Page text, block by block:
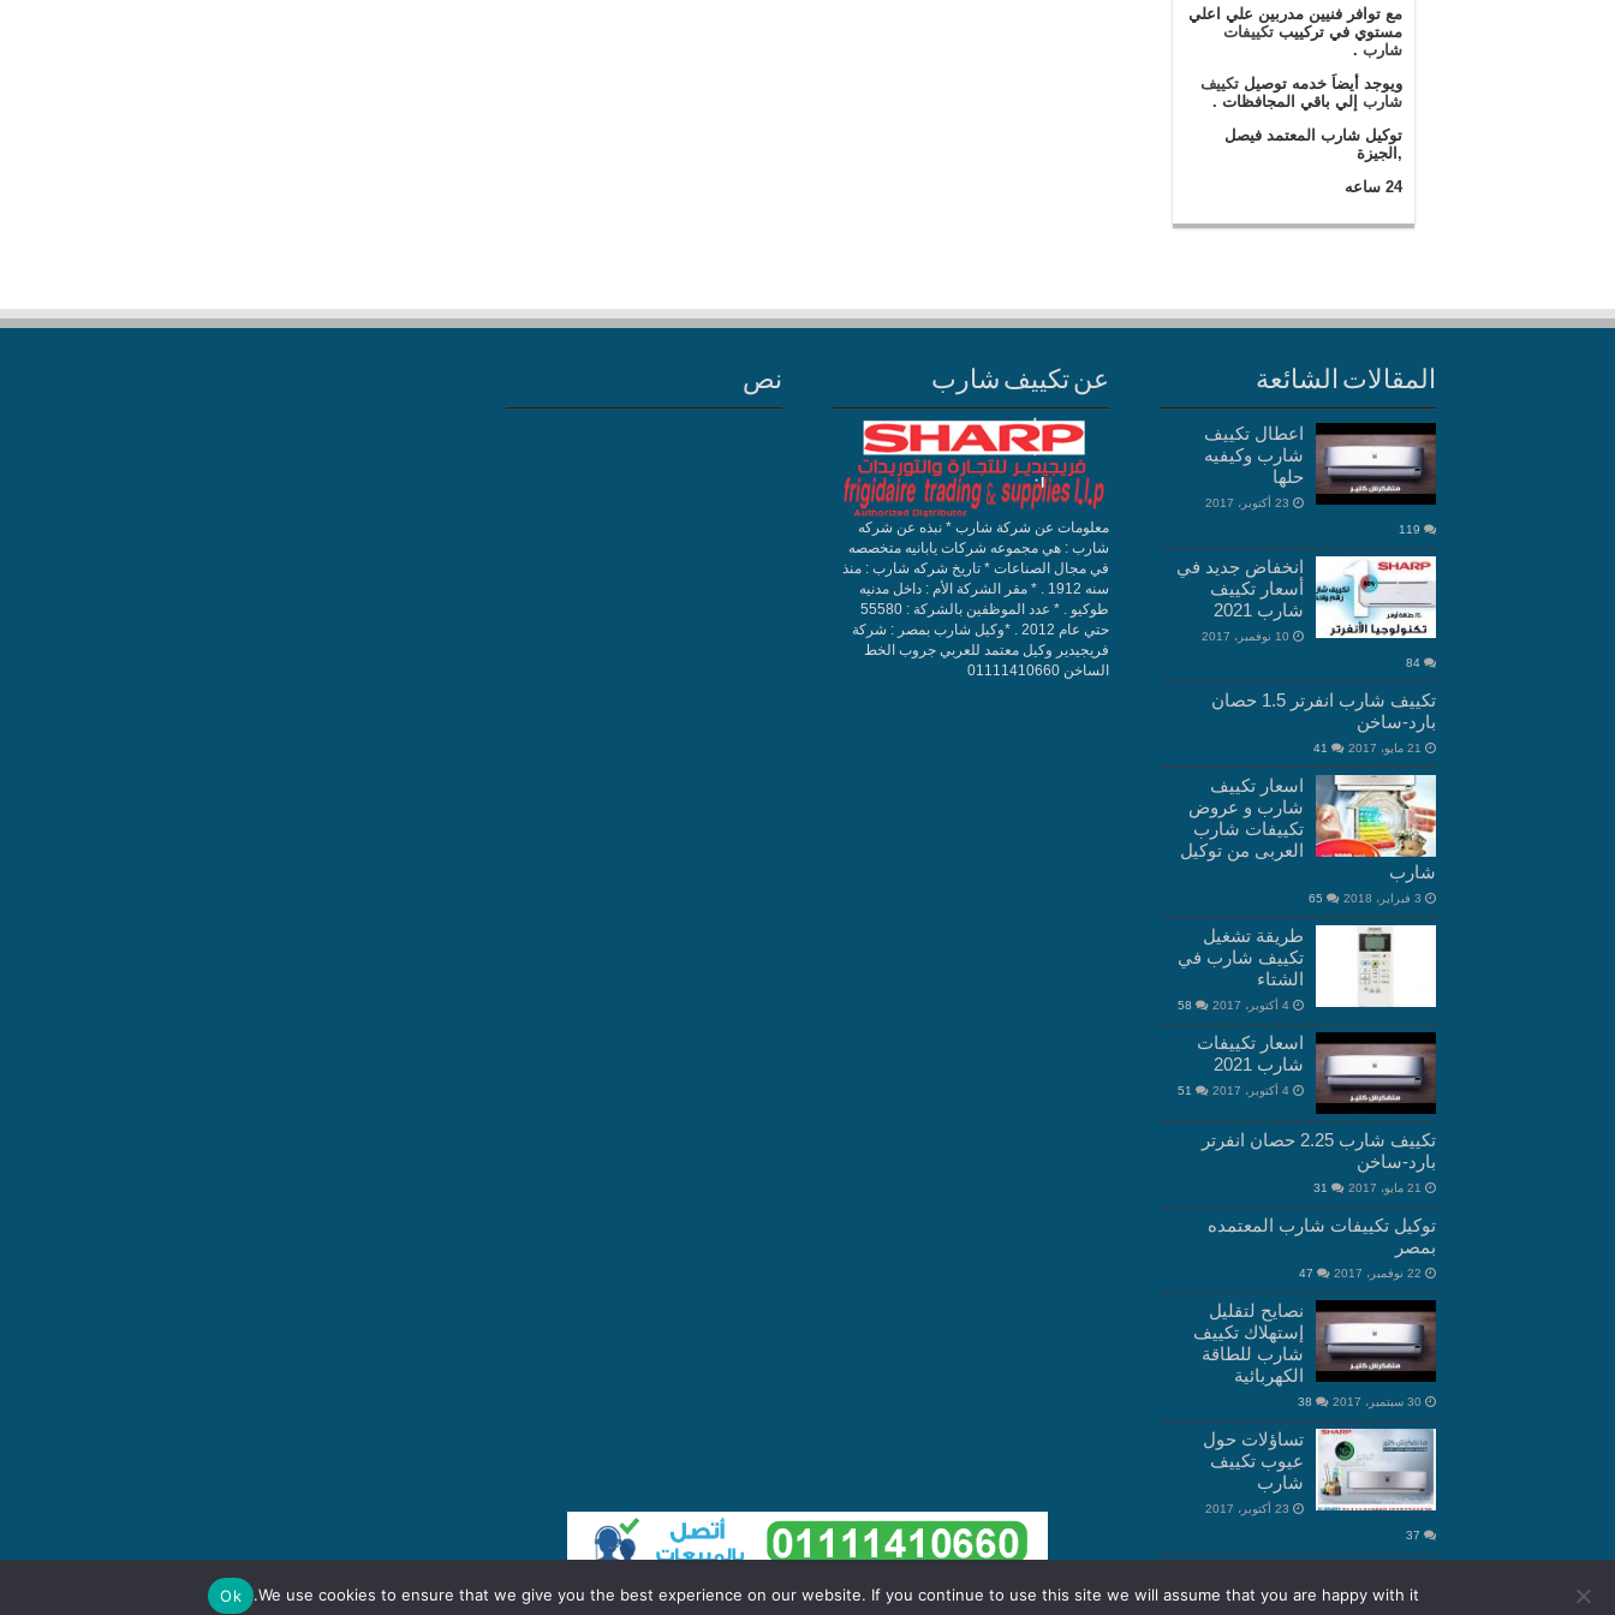
مع توافر فنيين مدربين علي اعلي
مستوي في تركييب تكييفات
شارب .
ويوجد أيضاَ خدمه توصيل تكييف
شارب إلي باقي المجافظات .
توكيل شارب المعتمد فيصل
,الجيزة
24 ساعه
المقالات الشائعة
اعطال تكييف
شارب وكيفيه
حلها
23 أكتوبر، 2017
119
انخفاض جديد في
أسعار تكييف
شارب 2021
10 نوفمبر، 2017
84
تكييف شارب انفرتر 1.5 حصان
بارد-ساخن
21 مايو، 2017 41
اسعار تكييف
شارب و عروض
تكييفات شارب
العربى من توكيل
شارب
3 فبراير، 2018 65
طريقة تشغيل
تكييف شارب في
الشتاء
4 أكتوبر، 2017 58
اسعار تكييفات
شارب 2021
4 أكتوبر، 2017 51
تكييف شارب 2.25 حصان انفرتر
بارد-ساخن
21 مايو، 2017 31
توكيل تكييفات شارب المعتمده
بمصر
22 نوفمبر، 2017 47
نصايح لتقليل
إستهلاك تكييف
شارب للطاقة
الكهربائية
30 سبتمبر، 2017 38
تساؤلات حول
عيوب تكييف
شارب
23 أكتوبر، 2017
37
عن تكييف شارب
معلومات عن شركة شارب * نبذه عن شركه
شارب : هي مجموعه شركات يابانيه متخصصه
في مجال الصناعات * تاريخ شركه شارب : منذ
سنه 1912 . * مقر الشركة الأم : داخل مدنيه
طوكيو . * عدد الموظفين بالشركة : 55580
حتي عام 2012 . *وكيل شارب بمصر : شركة
فريجيدير وكيل معتمد للعربي جروب الخط
الساخن 01111410660
نص
We use cookies to ensure that we give you the best experience on our website. If you continue to use this site we will assume that you are happy with it.
Ok